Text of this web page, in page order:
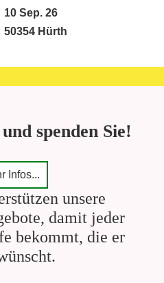
10 Sep. 26
50354 Hürth
spenden Sie!
Infos...
unsere
damit jeder
bekommt, die er